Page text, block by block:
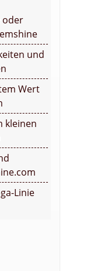
oder
und
Wert
kleinen
Linie